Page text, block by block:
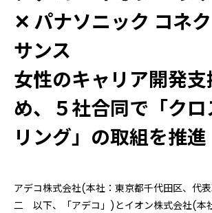
✕ パナソニック コネ
サンス
女性のキャリア開発支
め、５社合同で「クロ
リング」の取組を推進
アデコ株式会社(本社：東京都千代田区、代
二 以下、「アデコ」)とイオン株式会社(本